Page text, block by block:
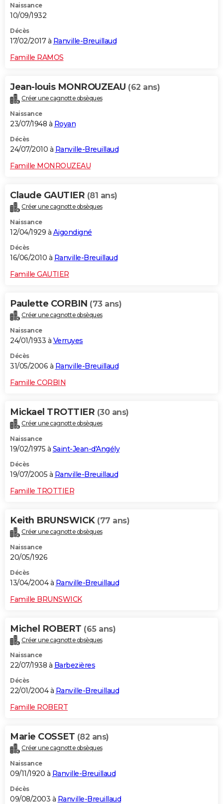
Naissance
10/09/1932
Décès
17/02/2017 à Ranville-Breuillaud
Famille RAMOS
Jean-louis MONROUZEAU (62 ans)
Créer une cagnotte obsèques
Naissance
23/07/1948 à Royan
Décès
24/07/2010 à Ranville-Breuillaud
Famille MONROUZEAU
Claude GAUTIER (81 ans)
Créer une cagnotte obsèques
Naissance
12/04/1929 à Aigondigné
Décès
16/06/2010 à Ranville-Breuillaud
Famille GAUTIER
Paulette CORBIN (73 ans)
Créer une cagnotte obsèques
Naissance
24/01/1933 à Verruyes
Décès
31/05/2006 à Ranville-Breuillaud
Famille CORBIN
Mickael TROTTIER (30 ans)
Créer une cagnotte obsèques
Naissance
19/02/1975 à Saint-Jean-d'Angély
Décès
19/07/2005 à Ranville-Breuillaud
Famille TROTTIER
Keith BRUNSWICK (77 ans)
Créer une cagnotte obsèques
Naissance
20/05/1926
Décès
13/04/2004 à Ranville-Breuillaud
Famille BRUNSWICK
Michel ROBERT (65 ans)
Créer une cagnotte obsèques
Naissance
22/07/1938 à Barbezières
Décès
22/01/2004 à Ranville-Breuillaud
Famille ROBERT
Marie COSSET (82 ans)
Créer une cagnotte obsèques
Naissance
09/11/1920 à Ranville-Breuillaud
Décès
09/08/2003 à Ranville-Breuillaud